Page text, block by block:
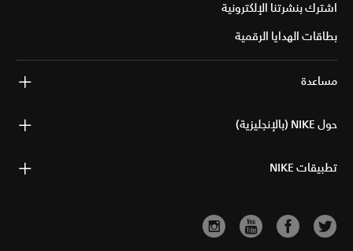
اشترك بنشرتنا الإلكترونية
بطاقات الهدايا الرقمية
مساعدة
حول NIKE (بالإنجليزية)
تطبيقات NIKE